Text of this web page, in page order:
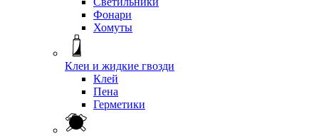
Фонари
Хомуты
Клеи и жидкие гвозди
Клей
Пена
Герметики